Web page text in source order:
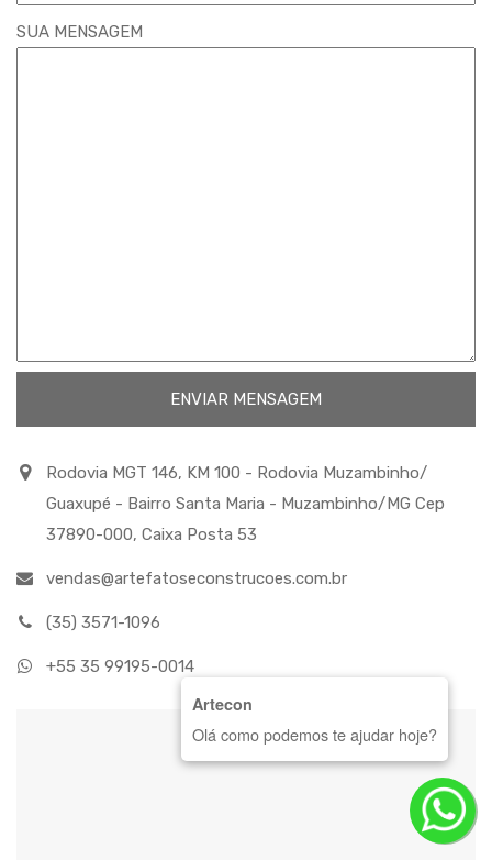
SUA MENSAGEM
Rodovia MGT 146, KM 100 - Rodovia Muzambinho/
Guaxupé - Bairro Santa Maria - Muzambinho/MG Cep
37890-000, Caixa Posta 53
vendas@artefatoseconstrucoes.com.br
(35) 3571-1096
+55 35 99195-0014
Artecon
Olá como podemos te ajudar hoje?